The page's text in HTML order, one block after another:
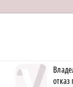
отказ